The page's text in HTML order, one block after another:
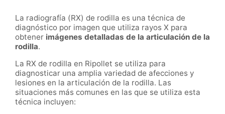
La radiografía (RX) de rodilla es una técnica de
diagnóstico por imagen que utiliza rayos X para
obtener imágenes detalladas de la articulación de la
rodilla.
La RX de rodilla en Ripollet se utiliza para
diagnosticar una amplia variedad de afecciones y
lesiones en la articulación de la rodilla. Las
situaciones más comunes en las que se utiliza esta
técnica incluyen: